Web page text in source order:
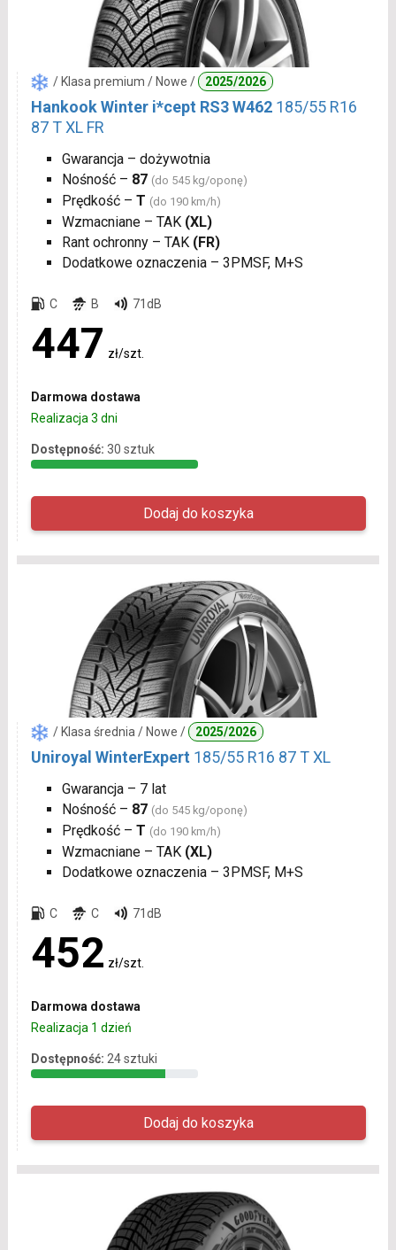
/ Klasa premium / Nowe / 2025/2026
Hankook Winter i*cept RS3 W462 185/55 R16
87 T XL FR
Gwarancja – dożywotnia
Nośność – 87 (do 545 kg/oponę)
Prędkość – T (do 190 km/h)
Wzmacniane – TAK (XL)
Rant ochronny – TAK (FR)
Dodatkowe oznaczenia – 3PMSF, M+S
C B 71dB
447 zł/szt.
Darmowa dostawa
Realizacja 3 dni
Dostępność: 30 sztuk
/ Klasa średnia / Nowe / 2025/2026
Uniroyal WinterExpert 185/55 R16 87 T XL
Gwarancja – 7 lat
Nośność – 87 (do 545 kg/oponę)
Prędkość – T (do 190 km/h)
Wzmacniane – TAK (XL)
Dodatkowe oznaczenia – 3PMSF, M+S
C C 71dB
452 zł/szt.
Darmowa dostawa
Realizacja 1 dzień
Dostępność: 24 sztuki